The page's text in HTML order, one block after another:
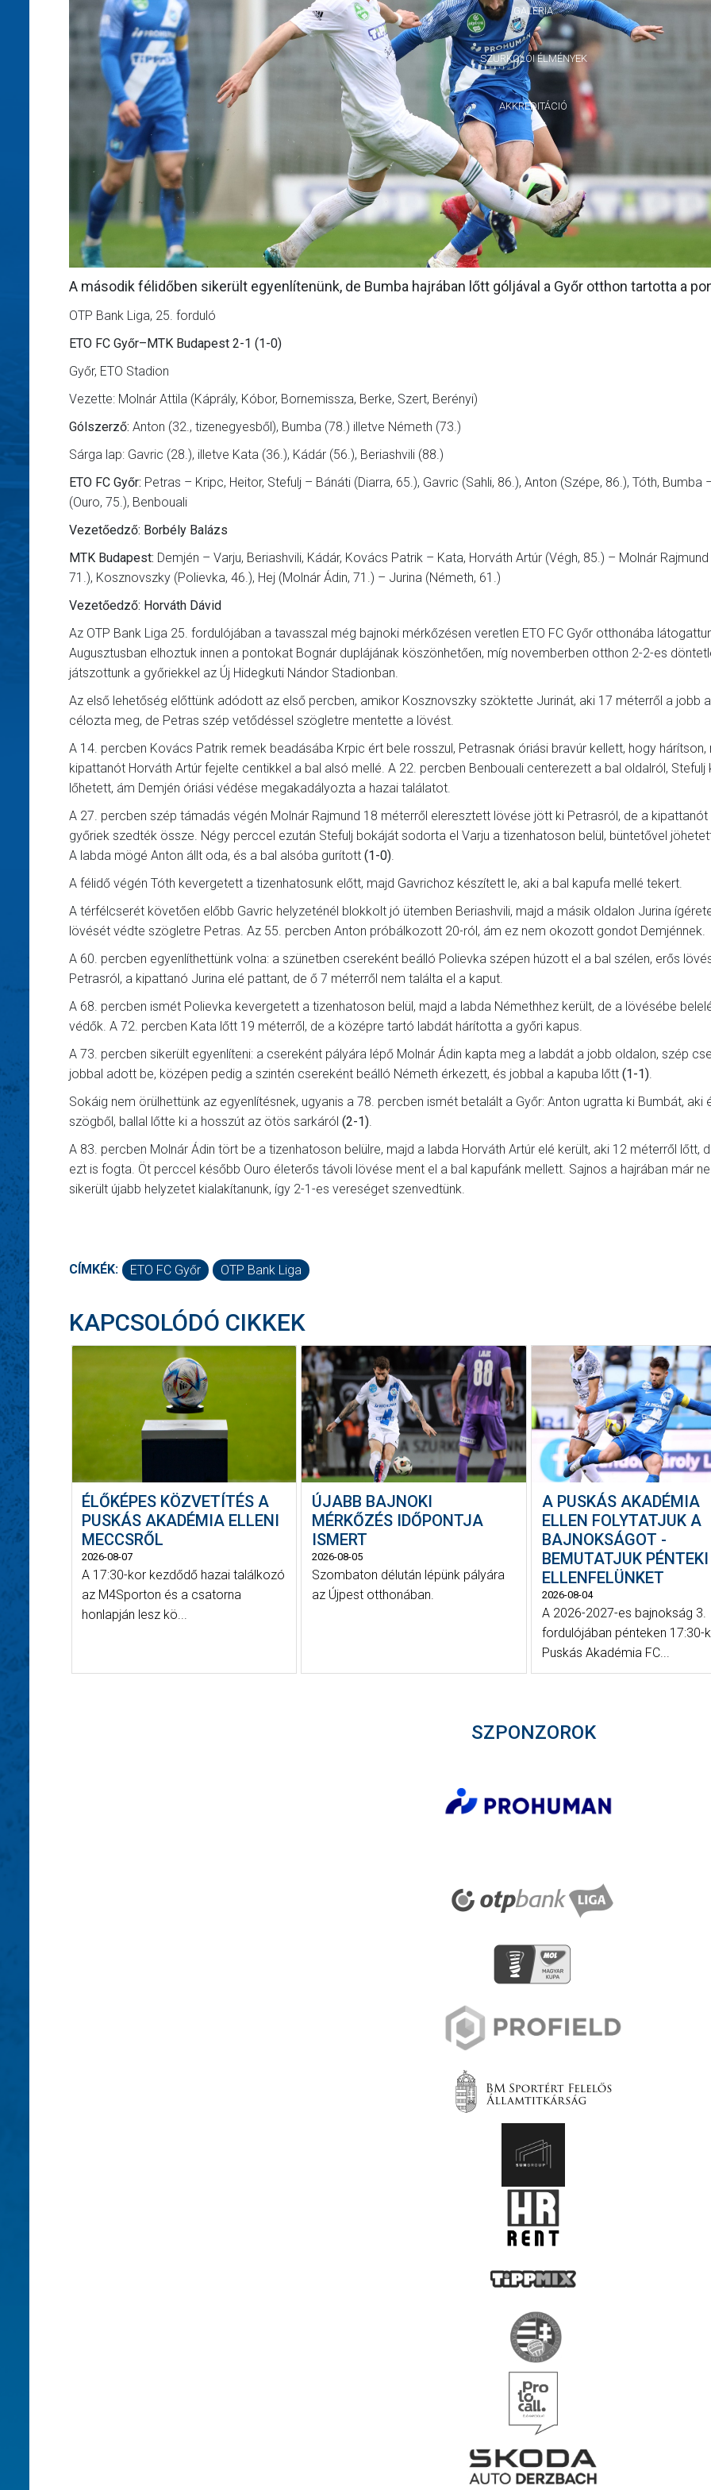
GALÉRIA
SZURKOLÓI ÉLMÉNYEK
AKKREDITÁCIÓ
A második félidőben sikerült egyenlítenünk, de Bumba hajrában lőtt góljával a Győr otthon tartotta a
OTP Bank Liga, 25. forduló
ETO FC Győr–MTK Budapest 2-1 (1-0)
Győr, ETO Stadion
Vezette: Molnár Attila (Káprály, Kóbor, Bornemissza, Berke, Szert, Berényi)
Gólszerző: Anton (32., tizenegyesből), Bumba (78.) illetve Németh (73.)
Sárga lap: Gavric (28.), illetve Kata (36.), Kádár (56.), Beriashvili (88.)
ETO FC Győr: Petras – Kripc, Heitor, Stefulj – Bánáti (Diarra, 65.), Gavric (Sahli, 86.), Anton (Szépe, 86.), Tóth, Bumba
(Ouro, 75.), Benbouali
Vezetőedző: Borbély Balázs
MTK Budapest: Demjén – Varju, Beriashvili, Kádár, Kovács Patrik – Kata, Horváth Artúr (Végh, 85.) – Molnár
71.), Kosznovszky (Polievka, 46.), Hej (Molnár Ádin, 71.) – Jurina (Németh, 61.)
Vezetőedző: Horváth Dávid
Az OTP Bank Liga 25. fordulójában a tavasszal még bajnoki mérkőzésen veretlen ETO FC Győr otthonába
Augusztusban elhoztuk innen a pontokat Bognár duplájának köszönhetően, míg novemberben otthon 2-2-es
játszottunk a győriekkel az Új Hidegkuti Nándor Stadionban.
Az első lehetőség előttünk adódott az első percben, amikor Kosznovszky szöktette Jurinát, aki 17 méterről a jobb
célozta meg, de Petras szép vetődéssel szögletre mentette a lövést.
A 14. percben Kovács Patrik remek beadásába Krpic ért bele rosszul, Petrasnak óriási bravúr kellett, hogy hárítson,
kipattanót Horváth Artúr fejelte centikkel a bal alsó mellé. A 22. percben Benbouali centerezett a bal oldalról, Stefulj
lőhetett, ám Demjén óriási védése megakadályozta a hazai találatot.
A 27. percben szép támadás végén Molnár Rajmund 18 méterről eleresztett lövése jött ki Petrasról, de a kipattanót
győriek szedték össze. Négy perccel ezután Stefulj bokáját sodorta el Varju a tizenhatoson belül, büntetővel
A labda mögé Anton állt oda, és a bal alsóba gurított (1-0)
A félidő végén Tóth kevergetett a tizenhatosunk előtt, majd Gavrichoz készített le, aki a bal kapufa mellé tekert.
A térfélcserét követően előbb Gavric helyzeténél blokkolt jó ütemben Beriashvili, majd a másik oldalon Jurina
lövését védte szögletre Petras. Az 55. percben Anton próbálkozott 20-ról, ám ez nem okozott gondot Demjénnek.
A 60. percben egyenlíthettünk volna: a szünetben csereként beálló Polievka szépen húzott el a bal szélen, erős
Petrasról, a kipattanó Jurina elé pattant, de ő 7 méterről nem találta el a kaput.
A 68. percben ismét Polievka kevergetett a tizenhatoson belül, majd a labda Némethhez került, de a lövésébe
védők. A 72. percben Kata lőtt 19 méterről, de a középre tartó labdát hárította a győri kapus.
A 73. percben sikerült egyenlíteni: a csereként pályára lépő Molnár Ádin kapta meg a labdát a jobb oldalon, szép
jobbal adott be, középen pedig a szintén csereként beálló Németh érkezett, és jobbal a kapuba lőtt (1-1)
Sokáig nem örülhettünk az egyenlítésnek, ugyanis a 78. percben ismét betalált a Győr: Anton ugratta ki Bumbát, aki
szögből, ballal lőtte ki a hosszút az ötös sarkáról (2-1)
A 83. percben Molnár Ádin tört be a tizenhatoson belülre, majd a labda Horváth Artúr elé került, aki 12 méterről lőtt,
ezt is fogta. Öt perccel később Ouro életerős távoli lövése ment el a bal kapufánk mellett. Sajnos a hajrában már
sikerült újabb helyzetet kialakítanunk, így 2-1-es vereséget szenvedtünk.
CÍMKÉK: ETO FC Győr OTP Bank Liga
KAPCSOLÓDÓ CIKKEK
ÉLŐKÉPES KÖZVETÍTÉS A
PUSKÁS AKADÉMIA ELLENI
MECCSRŐL
2026-08-07
A 17:30-kor kezdődő hazai találkozó
az M4Sporton és a csatorna
honlapján lesz kö...
ÚJABB BAJNOKI
MÉRKŐZÉS IDŐPONTJA
ISMERT
2026-08-05
Szombaton délután lépünk pályára
az Újpest otthonában.
A PUSKÁS AKADÉMIA
ELLEN FOLYTATJUK A
BAJNOKSÁGOT -
BEMUTATJUK PÉNTEKI
ELLENFELÜNKET
2026-08-04
A 2026-2027-es bajnokság 3.
fordulójában pénteken 17:30-
Puskás Akadémia FC...
SZPONZOROK